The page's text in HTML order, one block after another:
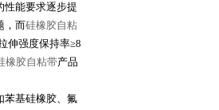
性能要求逐步提
，而硅橡胶自粘
伸强度保持率≥8
橡胶自粘带产品
苯基硅橡胶、氟